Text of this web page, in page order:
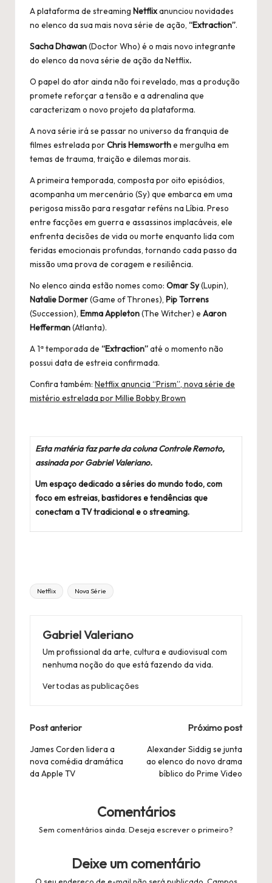
A plataforma de streaming Netflixanunciou novidades
no elenco da sua mais nova série de ação, “Extraction”.
Sacha Dhawan(Doctor Who) é o mais novo integrante
do elenco da nova série de ação da Netflix.
O papel do ator ainda não foi revelado, mas a produção
promete reforçar a tensão e a adrenalina que
caracterizam o novo projeto da plataforma.
A nova série irá se passar no universo da franquia de
filmes estrelada porChris Hemsworthe mergulha em
temas de trauma, traição e dilemas morais.
A primeira temporada, composta por oito episódios,
acompanha um mercenário (Sy) que embarca em uma
perigosa missão para resgatar reféns na Líbia. Preso
entre facções em guerra e assassinos implacáveis, ele
enfrenta decisões de vida ou morte enquanto lida com
feridas emocionais profundas, tornando cada passo da
missão uma prova de coragem e resiliência.
No elenco ainda estão nomes como: Omar Sy(Lupin),
Natalie Dormer(Game of Thrones), Pip Torrens
(Succession), Emma Appleton(The Witcher) e Aaron
Hefferman(Atlanta).
A 1ª temporada de “Extraction”até o momento não
possui data de estreia confirmada.
Confira também: Netflix anuncia “Prism”, nova série de
mistério estrelada por Millie Bobby Brown
Esta matéria faz parte da coluna Controle Remoto,
assinada por Gabriel Valeriano.
Um espaço dedicado a séries do mundo todo, com
foco em estreias, bastidores e tendências que
conectam a TV tradicional e o streaming.
Título
Tags:
Netflix Nova Série
Gabriel Valeriano
Um profissional da arte, cultura e audiovisual com
nenhuma noção do que está fazendo da vida.
Ver todas as publicações
Navegação
Postal
Post anterior
James Corden lidera a
nova comédia dramática
da Apple TV
Próximo post
Alexander Siddig se junta
ao elenco do novo drama
bíblico do Prime Video
Comentários
Sem comentários ainda. Deseja escrever o primeiro?
Deixe um comentário
O seu endereço de e-mail não será publicado. Campos